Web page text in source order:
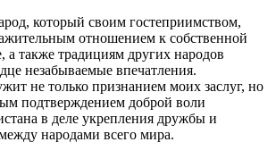
который своим гостеприимством,
отношением к собственной
а также традициям других народов
незабываемые впечатления.
не только признанием моих заслуг, но
подтверждением доброй воли
в деле укрепления дружбы и
народами всего мира.